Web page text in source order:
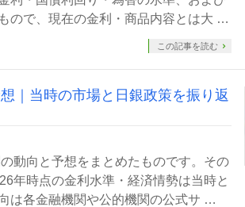
ので、現在の金利・商品内容とは大 …
この記事を読む
｜当時の市場と日銀政策を振り返
動向と予想をまとめたものです。その
年時点の金利水準・経済情勢は当時と
は各金融機関や公的機関の公式サ …